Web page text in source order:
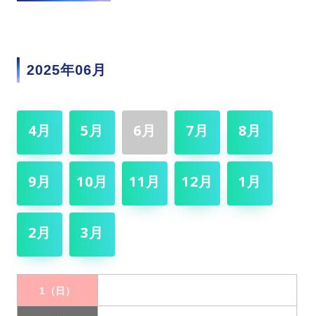
2025年06月
4月 5月 6月 7月 8月
9月 10月 11月 12月 1月
2月 3月
1（日）